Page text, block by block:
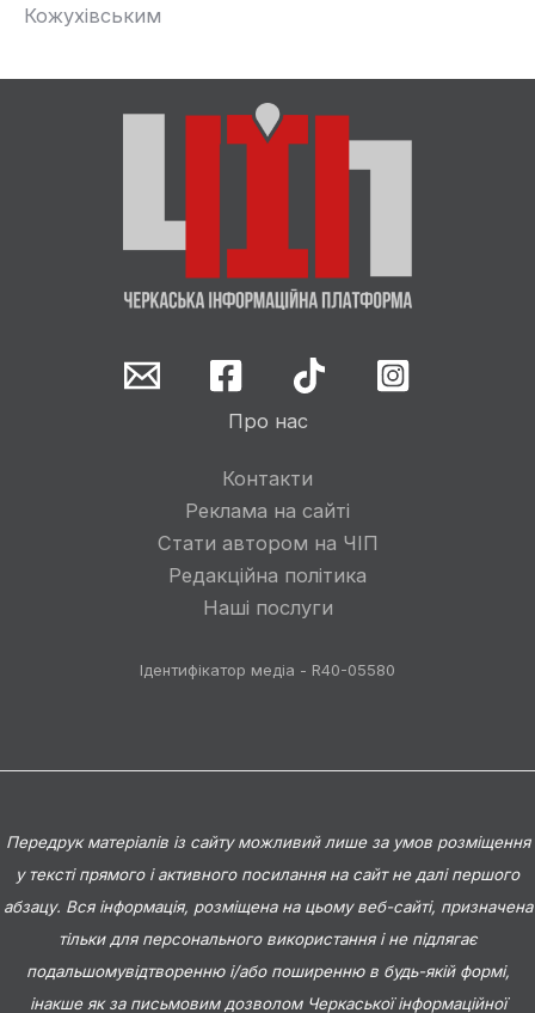
Кожухівським
Про нас
Контакти
Реклама на сайті
Стати автором на ЧІП
Редакційна політика
Наші послуги
Ідентифікатор медіа - R40-05580
Передрук матеріалів із сайту можливий лише за умов розміщення
у тексті прямого і активного посилання на сайт не далі першого
абзацу. Вся інформація, розміщена на цьому веб-сайті, призначена
тільки для персонального використання і не підлягає
подальшомувідтворенню і/або поширенню в будь-якій формі,
інакше як за письмовим дозволом Черкаської інформаційної